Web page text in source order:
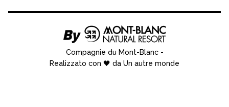
Compagnie du Mont-Blanc-
Realizzato con 🖤 da Un autre monde